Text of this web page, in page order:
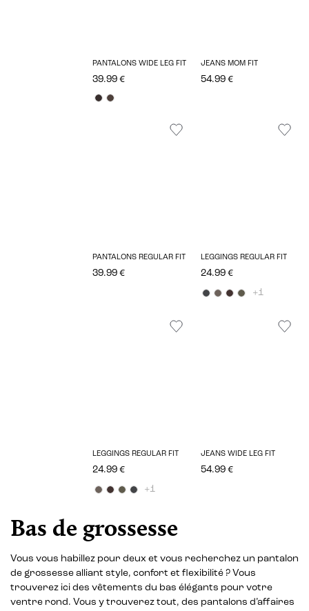
PANTALONS WIDE LEG FIT
39.99 €
JEANS MOM FIT
54.99 €
PANTALONS REGULAR FIT
39.99 €
LEGGINGS REGULAR FIT
24.99 €
+1
LEGGINGS REGULAR FIT
24.99 €
+1
JEANS WIDE LEG FIT
54.99 €
Bas de grossesse
Vous vous habillez pour deux et vous recherchez un pantalon
de grossesse alliant style, confort et flexibilité ? Vous
trouverez ici des vêtements du bas élégants pour votre
ventre rond. Vous y trouverez tout, des pantalons d’affaires